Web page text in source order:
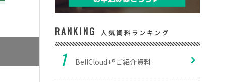
RANKING 人気資料ランキング
BellCloud+®ご紹介資料